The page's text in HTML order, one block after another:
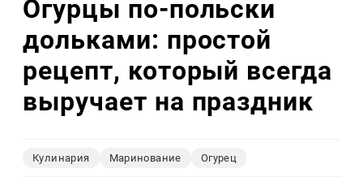
Огурцы по‑польски
дольками: простой
рецепт, который всегда
выручает на праздник
Кулинария Маринование Огурец